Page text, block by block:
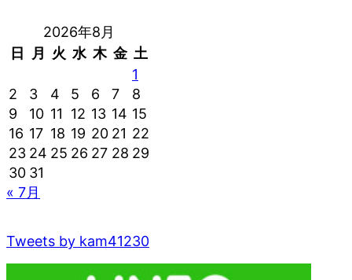
2026年8月
日
月 火 水 木 金 土
1
2
3 4 5 6 7
8
9
10 11 12 13 14 15
16 17 18 19 20 21 22
23 24 25 26 27 28 29
30 31
« 7月
Tweets by kam41230